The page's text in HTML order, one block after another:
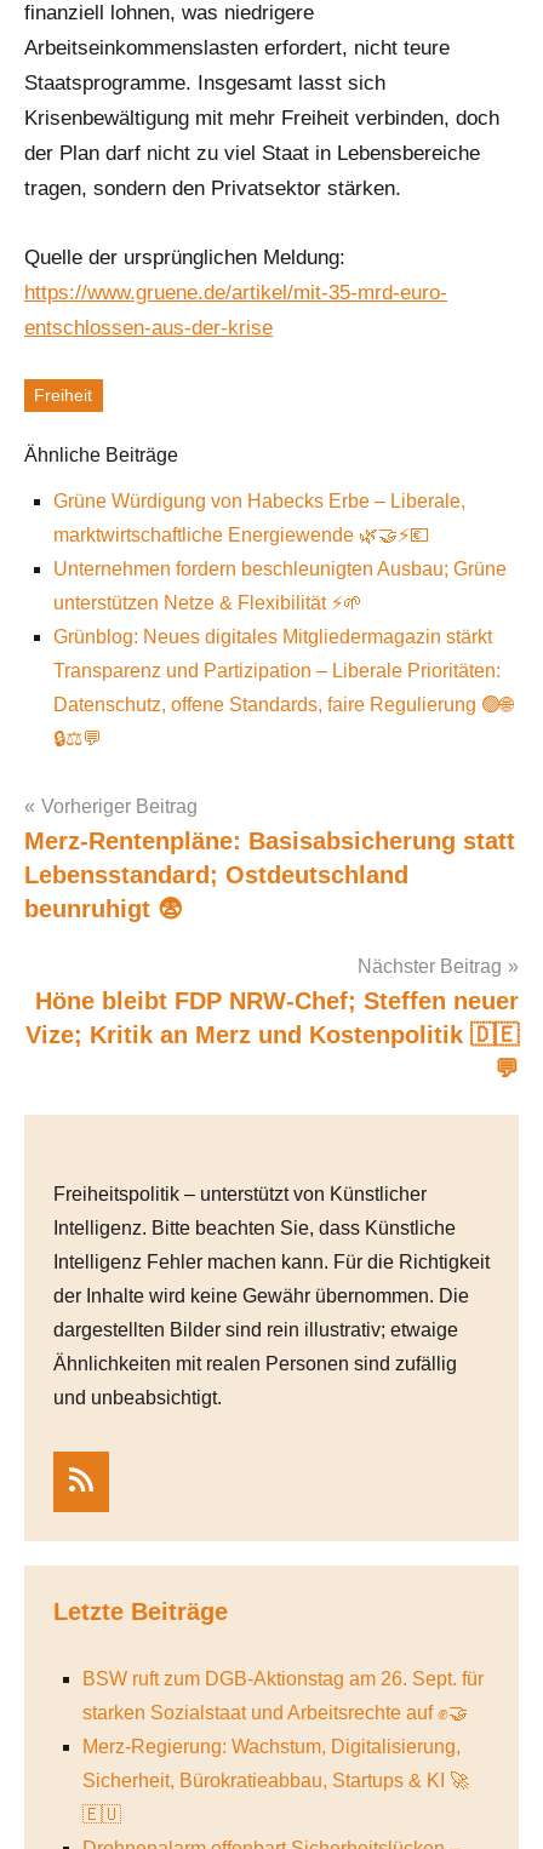
finanziell lohnen, was niedrigere
Arbeitseinkommenslasten erfordert, nicht teure
Staatsprogramme. Insgesamt lasst sich
Krisenbewältigung mit mehr Freiheit verbinden, doch
der Plan darf nicht zu viel Staat in Lebensbereiche
tragen, sondern den Privatsektor stärken.
Quelle der ursprünglichen Meldung:
https://www.gruene.de/artikel/mit-35-mrd-euro-
entschlossen-aus-der-krise
Schlagworte
Freiheit
Ähnliche Beiträge
Grüne Würdigung von Habecks Erbe – Liberale,
marktwirtschaftliche Energiewende 🌿🤝⚡️💶
Unternehmen fordern beschleunigten Ausbau; Grüne
unterstützen Netze & Flexibilität ⚡🌱
Grünblog: Neues digitales Mitgliedermagazin stärkt
Transparenz und Partizipation – Liberale Prioritäten:
Datenschutz, offene Standards, faire Regulierung 🟢🌐
🔒⚖️💬
Post
navigation
Vorheriger Beitrag
Merz-Rentenpläne: Basisabsicherung statt
Lebensstandard; Ostdeutschland
beunruhigt 😨
Nächster Beitrag
Höne bleibt FDP NRW-Chef; Steffen neuer
Vize; Kritik an Merz und Kostenpolitik 🇩🇪
💬
Freiheitspolitik – unterstützt von Künstlicher
Intelligenz. Bitte beachten Sie, dass Künstliche
Intelligenz Fehler machen kann. Für die Richtigkeit
der Inhalte wird keine Gewähr übernommen. Die
dargestellten Bilder sind rein illustrativ; etwaige
Ähnlichkeiten mit realen Personen sind zufällig
und unbeabsichtigt.
Letzte Beiträge
BSW ruft zum DGB-Aktionstag am 26. Sept. für
starken Sozialstaat und Arbeitsrechte auf ✊🤝
Merz-Regierung: Wachstum, Digitalisierung,
Sicherheit, Bürokratieabbau, Startups & KI 🚀
🇪🇺